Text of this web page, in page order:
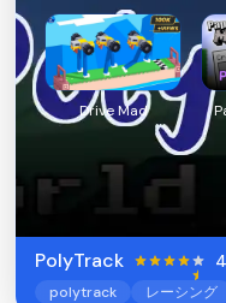
Drive Mad
PolyTrack
polytrack レーシング